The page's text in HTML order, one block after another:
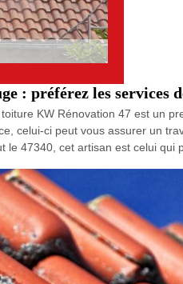
: préférez les services
KW Rénovation 47 est un
celui-ci peut vous assurer un
le 47340, cet artisan est celui